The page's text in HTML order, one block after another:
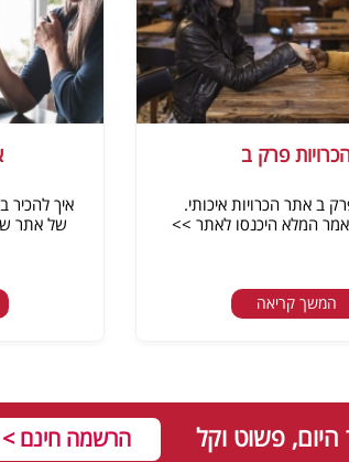
פרק ב
ב אתר הכרויות איכותי.
המלא היכנסו לאתר >>
המשך קריאה
איך להכיר
של אתר
פשוט וקל הרשמה חינם >